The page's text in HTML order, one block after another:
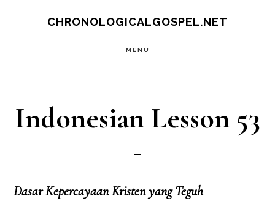
CHRONOLOGICALGOSPEL.NET
MENU
Indonesian Lesson 53
Dasar Kepercayaan Kristen yang Teguh